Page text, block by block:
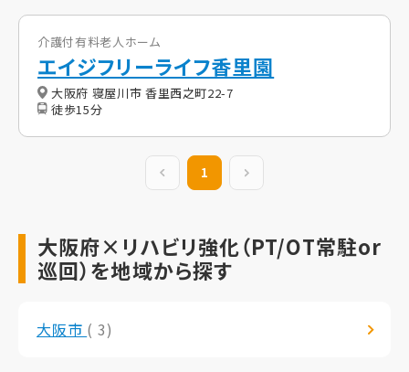
介護付有料老人ホーム
エイジフリーライフ香里園
大阪府 寝屋川市 香里西之町22-7
徒歩15分
前の20件
1
大阪府×リハビリ強化（PT/OT常駐or
巡回）を地域から探す
大阪市 ( 3)